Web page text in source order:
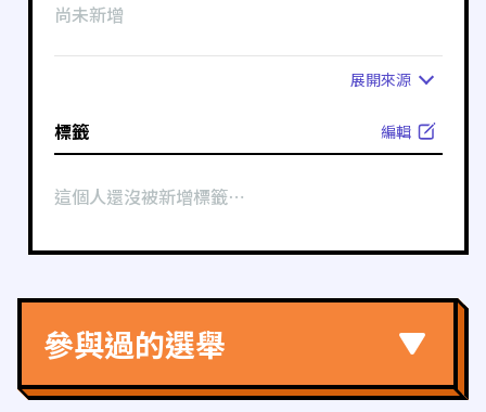
尚未新增
展開來源
標籤 編輯
這個人還沒被新增標籤⋯
參與過的選舉